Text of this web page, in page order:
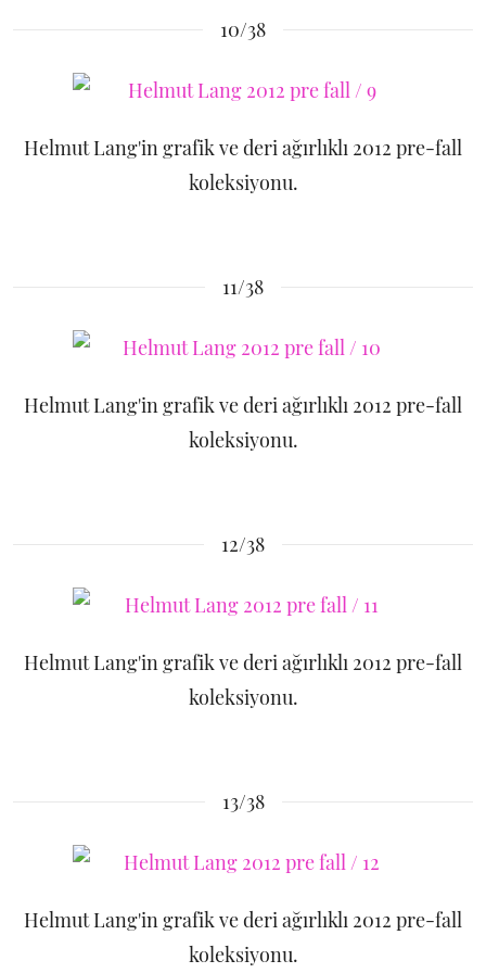
10/38
Helmut Lang'in grafik ve deri ağırlıklı 2012 pre-fall
koleksiyonu.
11/38
Helmut Lang'in grafik ve deri ağırlıklı 2012 pre-fall
koleksiyonu.
12/38
Helmut Lang'in grafik ve deri ağırlıklı 2012 pre-fall
koleksiyonu.
13/38
Helmut Lang'in grafik ve deri ağırlıklı 2012 pre-fall
koleksiyonu.